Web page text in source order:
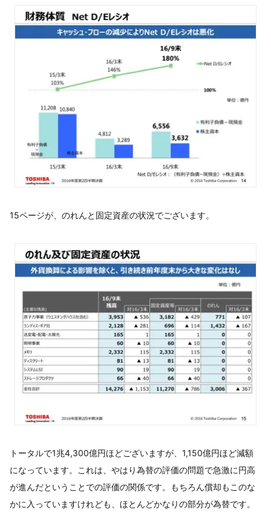
15ページが、のれんと固定資産の状況でございます。
トータルで1兆4,300億円ほどございますが、1,150億円ほど減額
になっています。これは、やはり為替の評価の問題で急激に円高
が進んだということでの評価の関係です。もちろん償却もこのな
かに入っていますけれども、ほとんどかなりの部分が為替です。